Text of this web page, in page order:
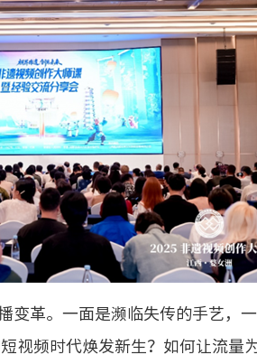
变革。一面是濒临失传的手艺，
视频时代焕发新生？如何让流量